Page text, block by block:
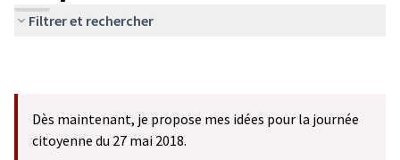
Filtrer et rechercher
Dès maintenant, je propose mes idées pour la journée
citoyenne du 27 mai 2018.